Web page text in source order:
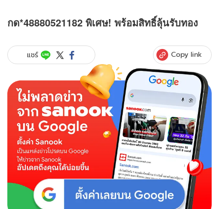
กด*48880521182 พิเศษ! พร้อมสิทธิ์ลุ้นรับทอง
แชร์ Copy link